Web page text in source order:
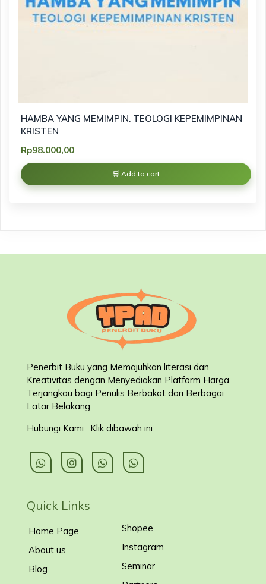
HAMBA YANG MEMIMPIN. TEOLOGI KEPEMIMPINAN
KRISTEN
Rp98.000,00
Add to cart
Penerbit Buku yang Memajuhkan literasi dan
Kreativitas dengan Menyediakan Platform Harga
Terjangkau bagi Penulis Berbakat dari Berbagai
Latar Belakang.
Hubungi Kami : Klik dibawah ini
Quick Links
Home Page
About us
Blog
Shopee
Instagram
Seminar